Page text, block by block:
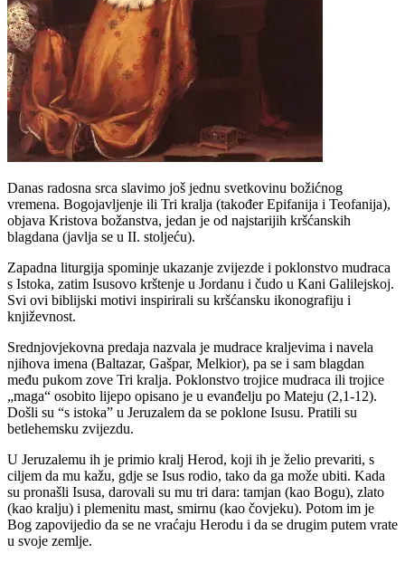
Danas radosna srca slavimo još jednu svetkovinu božićnog
vremena. Bogojavljenje ili Tri kralja (također Epifanija i Teofanija),
objava Kristova božanstva, jedan je od najstarijih kršćanskih
blagdana (javlja se u II. stoljeću).
Zapadna liturgija spominje ukazanje zvijezde i poklonstvo mudraca
s Istoka, zatim Isusovo krštenje u Jordanu i čudo u Kani Galilejskoj.
Svi ovi biblijski motivi inspirirali su kršćansku ikonografiju i
književnost.
Srednjovjekovna predaja nazvala je mudrace kraljevima i navela
njihova imena (Baltazar, Gašpar, Melkior), pa se i sam blagdan
među pukom zove Tri kralja. Poklonstvo trojice mudraca ili trojice
„maga“ osobito lijepo opisano je u evanđelju po Mateju (2,1-12).
Došli su “s istoka” u Jeruzalem da se poklone Isusu. Pratili su
betlehemsku zvijezdu.
U Jeruzalemu ih je primio kralj Herod, koji ih je želio prevariti, s
ciljem da mu kažu, gdje se Isus rodio, tako da ga može ubiti. Kada
su pronašli Isusa, darovali su mu tri dara: tamjan (kao Bogu), zlato
(kao kralju) i plemenitu mast, smirnu (kao čovjeku). Potom im je
Bog zapovijedio da se ne vraćaju Herodu i da se drugim putem vrate
u svoje zemlje.